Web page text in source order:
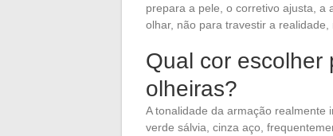
prepara a pele, o corretivo ajusta, a
olhar, não para travestir a
Qual cor escolher
olheiras?
A tonalidade da armação realmente
verde sálvia, cinza aço,